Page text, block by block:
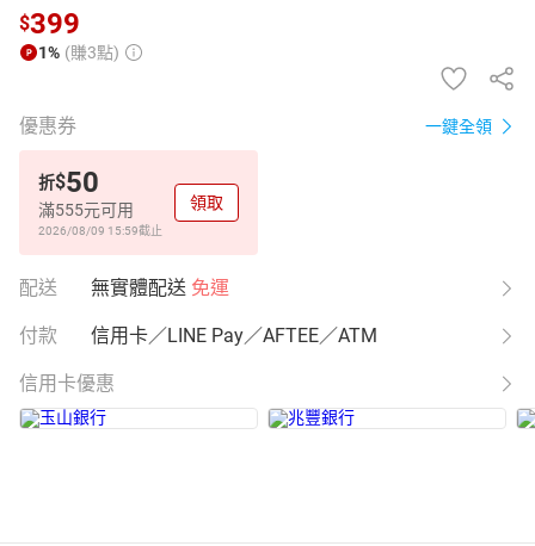
$399
1% (賺3點)
優惠券 一鍵全領
折$50
滿555元可用
2026/08/09 15:59截止
領取
配送 無實體配送 免運
付款 信用卡／LINE Pay／AFTEE／ATM
信用卡優惠